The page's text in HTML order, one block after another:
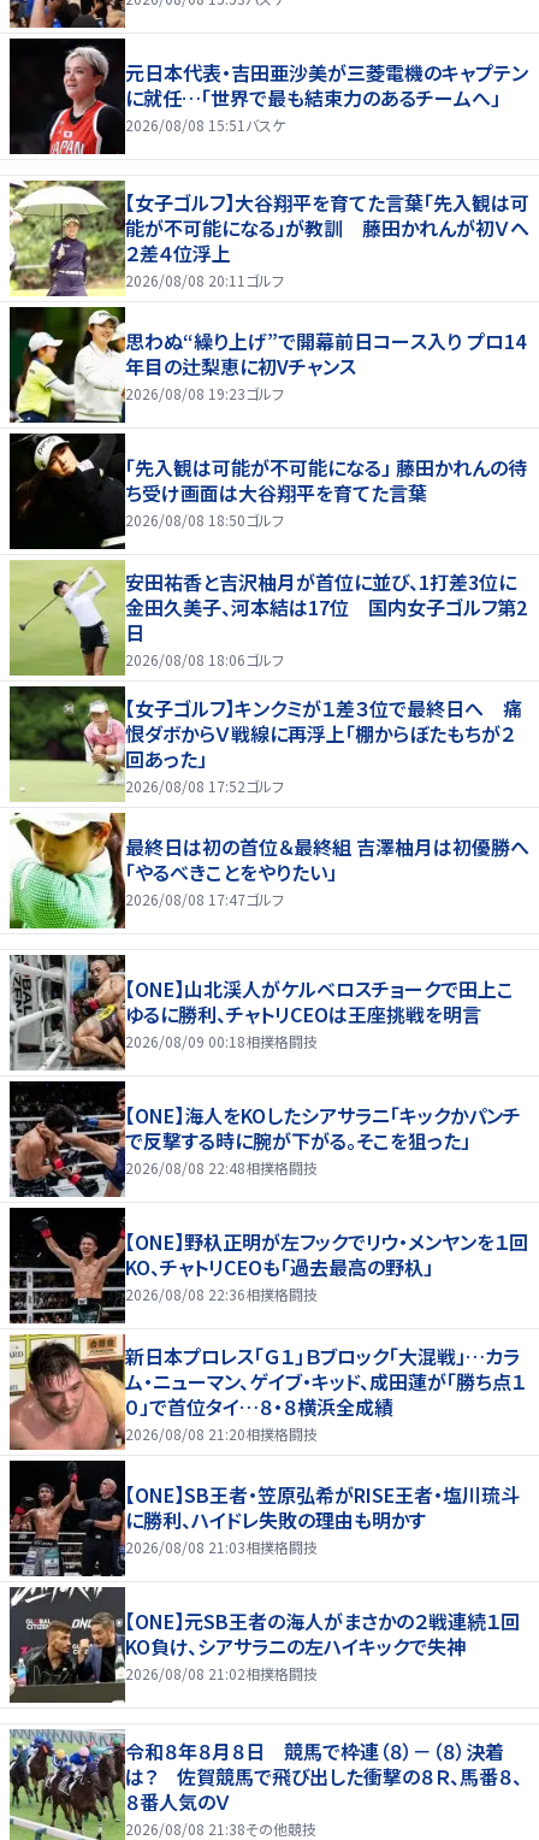
元日本代表・吉田亜沙美が三菱電機のキャプテン
に就任…「世界で最も結束力のあるチームへ」
2026/08/08 15:51 バスケ
【女子ゴルフ】大谷翔平を育てた言葉「先入観は可
能が不可能になる」が教訓 藤田かれんが初Ｖへ
２差４位浮上
2026/08/08 20:11 ゴルフ
思わぬ“繰り上げ”で開幕前日コース入り プロ14
年目の辻梨恵に初Vチャンス
2026/08/08 19:23ゴルフ
「先入観は可能が不可能になる」 藤田かれんの待
ち受け画面は大谷翔平を育てた言葉
2026/08/08 18:50ゴルフ
安田祐香と吉沢柚月が首位に並び、1打差3位に
金田久美子、河本結は17位 国内女子ゴルフ第2
日
2026/08/08 18:06ゴルフ
【女子ゴルフ】キンクミが１差３位で最終日へ 痛
恨ダボからＶ戦線に再浮上「棚からぼたもちが２
回あった」
2026/08/08 17:52ゴルフ
最終日は初の首位＆最終組 吉澤柚月は初優勝へ
「やるべきことをやりたい」
2026/08/08 17:47ゴルフ
【ONE】山北渓人がケルベロスチョークで田上こ
ゆるに勝利、チャトリCEOは王座挑戦を明言
2026/08/09 00:18相撲格闘技
【ONE】海人をKOしたシアサラニ「キックかパンチ
で反撃する時に腕が下がる。そこを狙った」
2026/08/08 22:48相撲格闘技
【ONE】野杁正明が左フックでリウ・メンヤンを１回
KO、チャトリCEOも「過去最高の野杁」
2026/08/08 22:36相撲格闘技
新日本プロレス「Ｇ１」Ｂブロック「大混戦」…カラ
ム・ニューマン、ゲイブ・キッド、成田蓮が「勝ち点１
０」で首位タイ…８・８横浜全成績
2026/08/08 21:20相撲格闘技
【ONE】SB王者・笠原弘希がRISE王者・塩川琉斗
に勝利、ハイドレ失敗の理由も明かす
2026/08/08 21:03相撲格闘技
【ONE】元SB王者の海人がまさかの２戦連続１回
KO負け、シアサラニの左ハイキックで失神
2026/08/08 21:02相撲格闘技
令和８年８月８日 競馬で枠連（８）－（８）決着
は？ 佐賀競馬で飛び出した衝撃の８Ｒ、馬番８、
８番人気のＶ
2026/08/08 21:38その他競技